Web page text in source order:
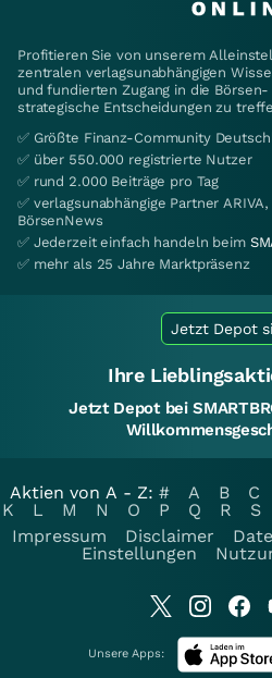
Profitieren Sie von unserem
zentralen verlagsunabhängigen
und fundierten Zugang in die
strategische Entscheidungen zu
✅ Größte Finanz-Community
✅ über 550.000 registrierte Nutzer
✅ rund 2.000 Beiträge pro Tag
✅ verlagsunabhängige Partner
BörsenNews
✅ Jederzeit einfach handeln beim
✅ mehr als 25 Jahre Marktpräsenz
Jetzt Depot
Ihre
Jetzt Depot bei
Aktien von A - Z: # A B C
K
L M N O P Q R S
Impressum
Disclaimer
Einstellungen
Unsere Apps: